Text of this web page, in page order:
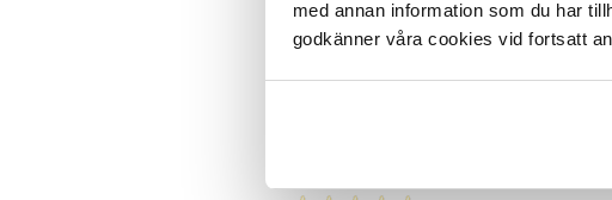
med annan information som du har
godkänner våra cookies vid fortsatt
Tuotenumero